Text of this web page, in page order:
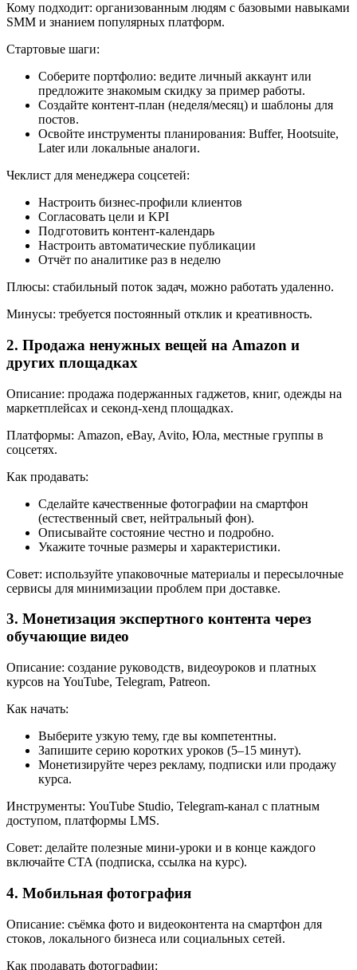
Кому подходит: организованным людям с базовыми навыками
SMM и знанием популярных платформ.
Стартовые шаги:
Соберите портфолио: ведите личный аккаунт или
предложите знакомым скидку за пример работы.
Создайте контент-план (неделя/месяц) и шаблоны для
постов.
Освойте инструменты планирования: Buffer, Hootsuite,
Later или локальные аналоги.
Чеклист для менеджера соцсетей:
Настроить бизнес-профили клиентов
Согласовать цели и KPI
Подготовить контент-календарь
Настроить автоматические публикации
Отчёт по аналитике раз в неделю
Плюсы: стабильный поток задач, можно работать удаленно.
Минусы: требуется постоянный отклик и креативность.
2. Продажа ненужных вещей на Amazon и
других площадках
Описание: продажа подержанных гаджетов, книг, одежды на
маркетплейсах и секонд-хенд площадках.
Платформы: Amazon, eBay, Avito, Юла, местные группы в
соцсетях.
Как продавать:
Сделайте качественные фотографии на смартфон
(естественный свет, нейтральный фон).
Описывайте состояние честно и подробно.
Укажите точные размеры и характеристики.
Совет: используйте упаковочные материалы и пересылочные
сервисы для минимизации проблем при доставке.
3. Монетизация экспертного контента через
обучающие видео
Описание: создание руководств, видеоуроков и платных
курсов на YouTube, Telegram, Patreon.
Как начать:
Выберите узкую тему, где вы компетентны.
Запишите серию коротких уроков (5–15 минут).
Монетизируйте через рекламу, подписки или продажу
курса.
Инструменты: YouTube Studio, Telegram-канал с платным
доступом, платформы LMS.
Совет: делайте полезные мини-уроки и в конце каждого
включайте CTA (подписка, ссылка на курс).
4. Мобильная фотография
Описание: съёмка фото и видеоконтента на смартфон для
стоков, локального бизнеса или социальных сетей.
Как продавать фотографии: